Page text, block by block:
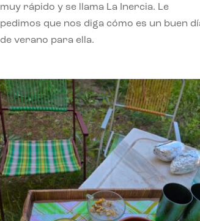
muy rápido y se llama La Inercia. Le
pedimos que nos diga cómo es un buen
de verano para ella.